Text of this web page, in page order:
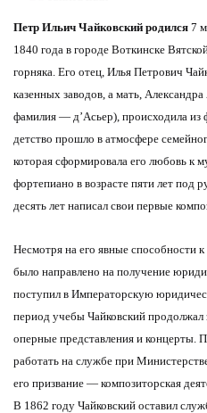
Петр Ильич Чайковский родился 7
1840 года в городе Воткинске
горняка. Его отец, Илья Петрович
казенных заводов, а мать,
фамилия — д’Асьер), происходила из
детство прошло в атмосфере
которая сформировала его любовь к
фортепиано в возрасте пяти лет под
десять лет написал свои первые
Несмотря на его явные способности
было направлено на получение
поступил в Императорскую
период учебы Чайковский продолжал
оперные представления и концерты.
работать на службе при
его призвание — композиторская
В 1862 году Чайковский оставил